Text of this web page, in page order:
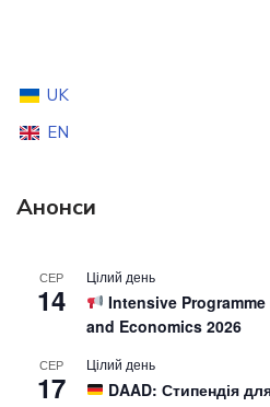
UK
EN
Анонси
СЕР
14
Цілий день
Intensive
and Economics 2026
СЕР
17
Цілий день
DAAD: Стипендія